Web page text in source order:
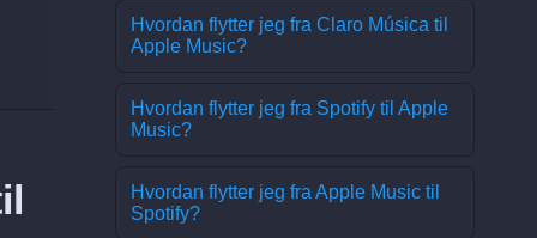
Hvordan flytter jeg fra Claro Música til
Apple Music?
Hvordan flytter jeg fra Spotify til Apple
Music?
Hvordan flytter jeg fra Apple Music til
Spotify?